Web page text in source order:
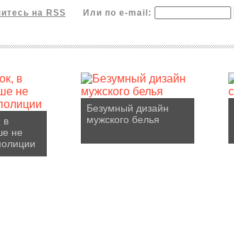
на RSS Или по e-mail:
в
не
Безумный дизайн
мужского белья